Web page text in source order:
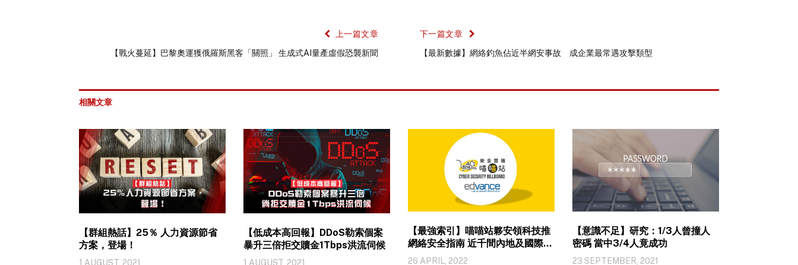
上一篇文章
【戰火蔓延】巴黎奧運獲俄羅斯黑客「關照」 生成式AI量產虛假恐襲新聞
下一篇文章
【最新數據】網絡釣魚佔近半網安事故 成企業最常遇攻擊類型
相關文章
【群組熱話】25％ 人力資源節省
方案，登場！
1 AUGUST, 2021
【低成本高回報】DDoS勒索個案
暴升三倍拒交贖金1Tbps洪流伺候
1 AUGUST, 2021
【最強索引】喵喵站夥安領科技推
網絡安全指南 近千間內地及國際廠
商供查閱
26 APRIL, 2022
【意識不足】研究：1/3人曾撞人
密碼 當中3/4人竟成功
23 SEPTEMBER, 2021